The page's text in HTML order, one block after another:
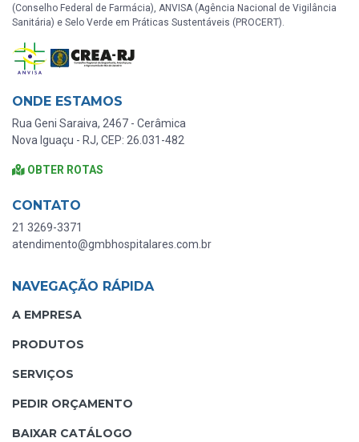
(Conselho Federal de Farmácia), ANVISA (Agência Nacional de Vigilância
Sanitária) e Selo Verde em Práticas Sustentáveis (PROCERT).
ONDE ESTAMOS
Rua Geni Saraiva, 2467 - Cerâmica
Nova Iguaçu - RJ, CEP: 26.031-482
OBTER ROTAS
CONTATO
21 3269-3371
atendimento@gmbhospitalares.com.br
NAVEGAÇÃO RÁPIDA
A EMPRESA
PRODUTOS
SERVIÇOS
PEDIR ORÇAMENTO
BAIXAR CATÁLOGO